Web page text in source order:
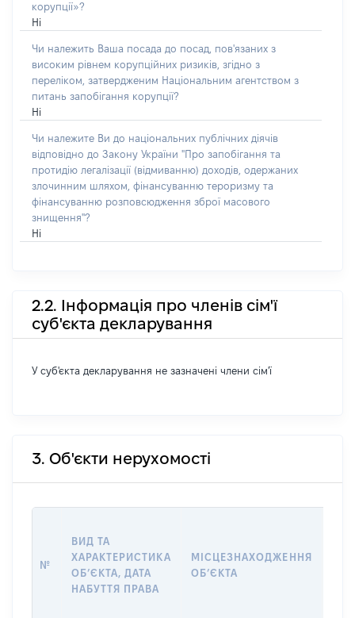
корупції»?
Ні
Чи належить Ваша посада до посад, пов'язаних з
високим рівнем корупційних ризиків, згідно з
переліком, затвердженим Національним агентством з
питань запобігання корупції?
Ні
Чи належите Ви до національних публічних діячів
відповідно до Закону України "Про запобігання та
протидію легалізації (відмиванню) доходів, одержаних
злочинним шляхом, фінансуванню тероризму та
фінансуванню розповсюдження зброї масового
знищення"?
Ні
2.2. Інформація про членів сім'ї
суб'єкта декларування
У суб'єкта декларування не зазначені члени сім'ї
3. Об'єкти нерухомості
№
ВИД ТА
ХАРАКТЕРИСТИКА
ОБʼЄКТА, ДАТА
НАБУТТЯ ПРАВА
МІСЦЕЗНАХОДЖЕННЯ
ОБʼЄКТА